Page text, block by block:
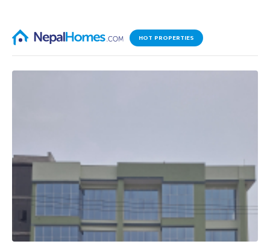
HOT PROPERTIES